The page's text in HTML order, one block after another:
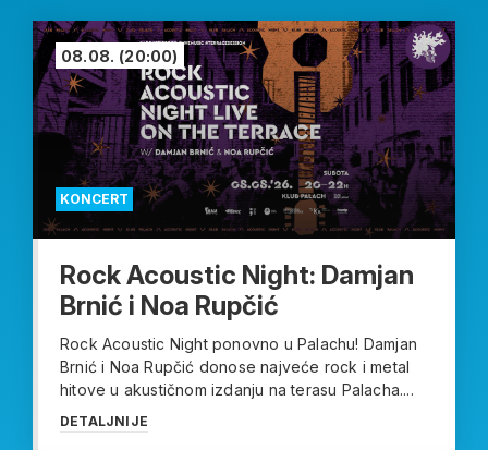
KONCERT
08.08. (20:00)
Rock Acoustic Night: Damjan
Brnić i Noa Rupčić
Rock Acoustic Night ponovno u Palachu! Damjan
Brnić i Noa Rupčić donose najveće rock i metal
hitove u akustičnom izdanju na terasu Palacha....
DETALJNIJE